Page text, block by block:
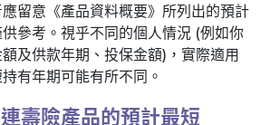
留意《產品資料概要》所列出的預計
參考。視乎不同的個人情況 (例如你
及供款年期、投保金額)，實際適用
有年期可能有所不同。
壽險產品的預計最短